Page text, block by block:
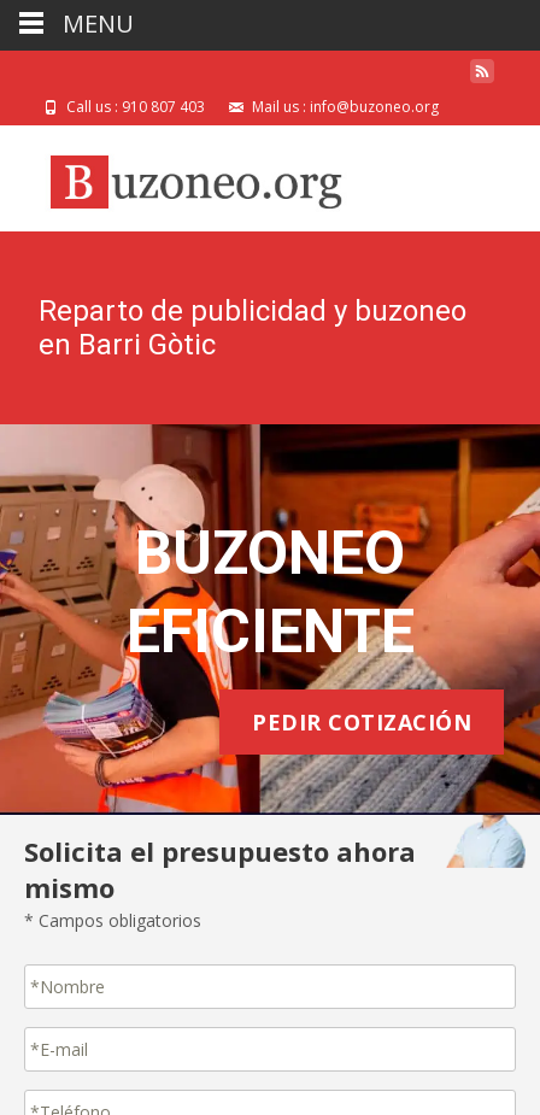
Call us : 910 807 403 Mail us : info@buzoneo.org
Reparto de publicidad y buzoneo
en Barri Gòtic
BUZONEO
EFICIENTE
PEDIR COTIZACIÓN
Solicita el presupuesto ahora
mismo
* Campos obligatorios
MENU